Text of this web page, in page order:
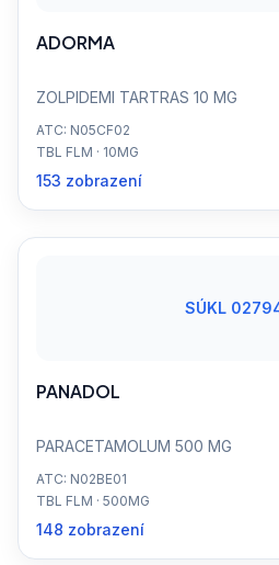
ADORMA
ZOLPIDEMI TARTRAS 10 MG
ATC: N05CF02
TBL FLM · 10MG
153 zobrazení
SÚKL
PANADOL
PARACETAMOLUM 500 MG
ATC: N02BE01
TBL FLM · 500MG
148 zobrazení